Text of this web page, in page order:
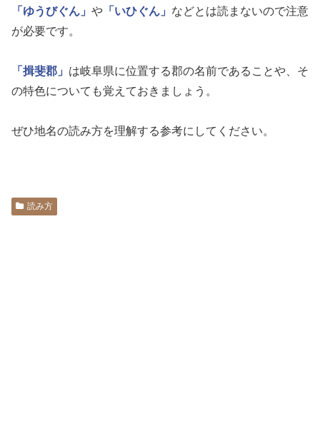
「ゆうびぐん」 や 「いひぐん」 などとは読まないので注意
が必要です。
「揖斐郡」 は岐阜県に位置する郡の名前であることや、そ
の特色についても覚えておきましょう。
ぜひ地名の読み方を理解する参考にしてください。
読み方